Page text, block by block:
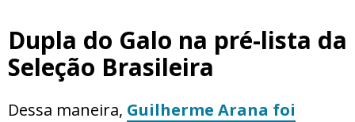
Dupla do Galo na pré-lista da
Seleção Brasileira
Dessa maneira, Guilherme Arana foi